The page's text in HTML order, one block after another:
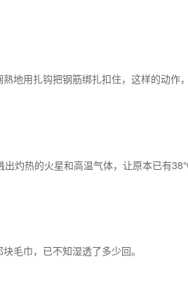
地用扎钩把钢筋绑扎扣住，这样的动作
出灼热的火星和高温气体，让原本已有
毛巾，已不知湿透了多少回。